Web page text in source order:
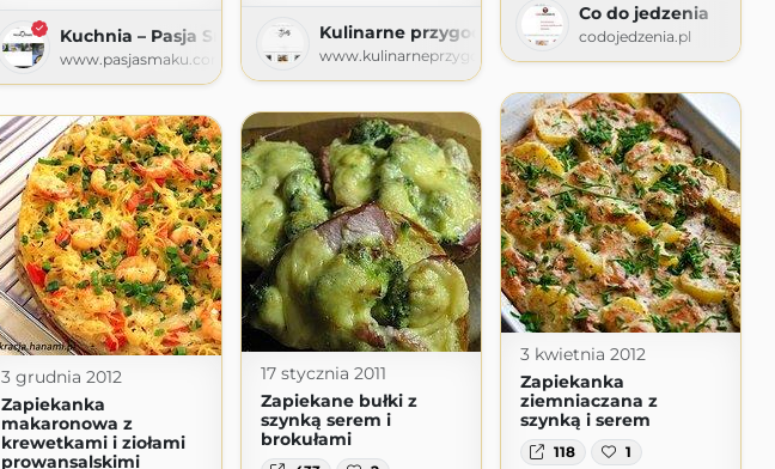
Co do jedzenia
codojedzenia.pl
Kulinarne przygody Gatity
www.kulinarneprzygodygatity.pl
Kuchnia – Pasja Smaku
www.pasjasmaku.com
3 kwietnia 2012
Zapiekanka
ziemniaczana z
szynką i serem
118 1
17 stycznia 2011
Zapiekane bułki z
szynką serem i
brokułami
3 grudnia 2012
Zapiekanka
makaronowa z
krewetkami i ziołami
prowansalskimi